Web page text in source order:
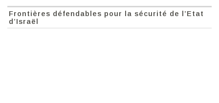
Frontières défendables pour la sécurité de l’Etat
d’Israël